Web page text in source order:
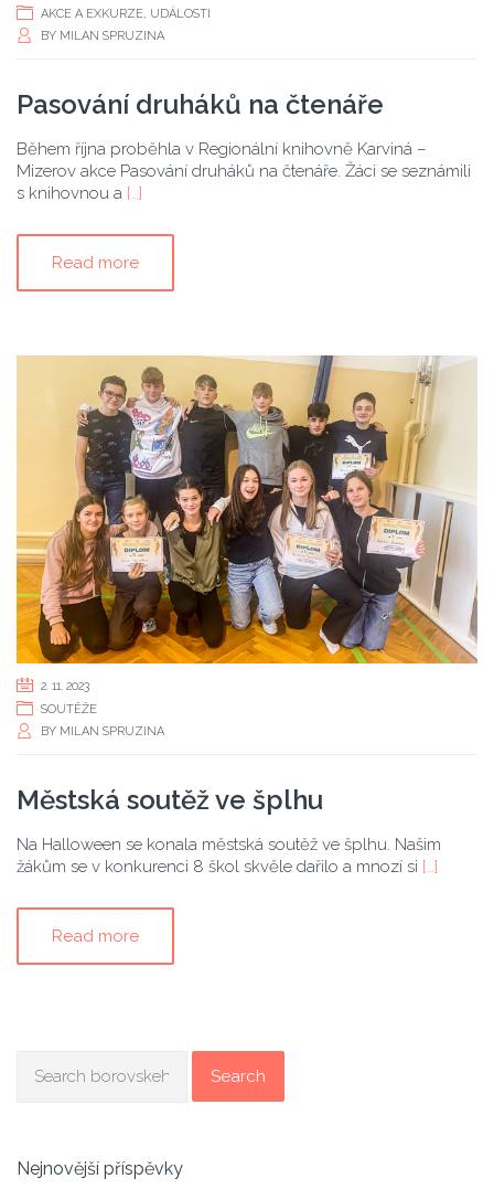
AKCE A EXKURZE, UDÁLOSTI
BY MILAN SPRUZINA
Pasování druháků na čtenáře
Během října proběhla v Regionální knihovně Karviná –
Mizerov akce Pasování druháků na čtenáře. Žáci se seznámili
s knihovnou a […]
Read more
2. 11. 2023
SOUTĚŽE
BY MILAN SPRUZINA
Městská soutěž ve šplhu
Na Halloween se konala městská soutěž ve šplhu. Našim
žákům se v konkurenci 8 škol skvěle dařilo a mnozí si […]
Read more
Search
Nejnovější příspěvky